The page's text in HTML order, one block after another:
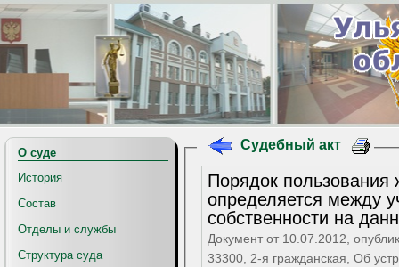
О суде
История
Состав
Отделы и службы
Структура суда
Судебный акт
Порядок
определяется между
собственности на
Документ от 10.07.2012,
33300, 2-я гражданская, Об